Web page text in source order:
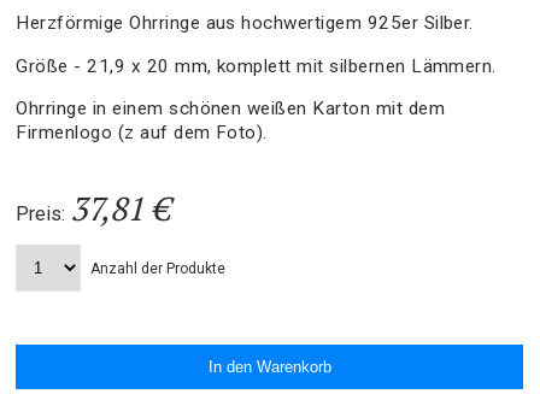
Herzförmige Ohrringe aus hochwertigem 925er Silber.
Größe - 21,9 x 20 mm, komplett mit silbernen Lämmern.
Ohrringe in einem schönen weißen Karton mit dem
Firmenlogo (z auf dem Foto).
Preis: 37,81 €
Anzahl der Produkte